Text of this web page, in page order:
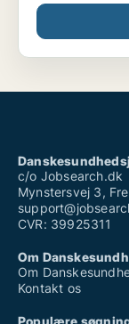
c/o Jobsearch.dk
Mynstersvej 3,
CVR: 39925311
Om
Om
Kontakt os
Populære